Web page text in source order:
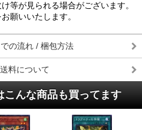
等が見られる場合がございます。
願いいたします。
の流れ / 梱包方法
料について
こんな商品も買ってます